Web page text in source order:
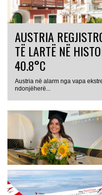
AUSTRIA
TË LARTË NË
40.8°C
Austria në alarm nga vapa
ndonjëherë...
AUSTRI